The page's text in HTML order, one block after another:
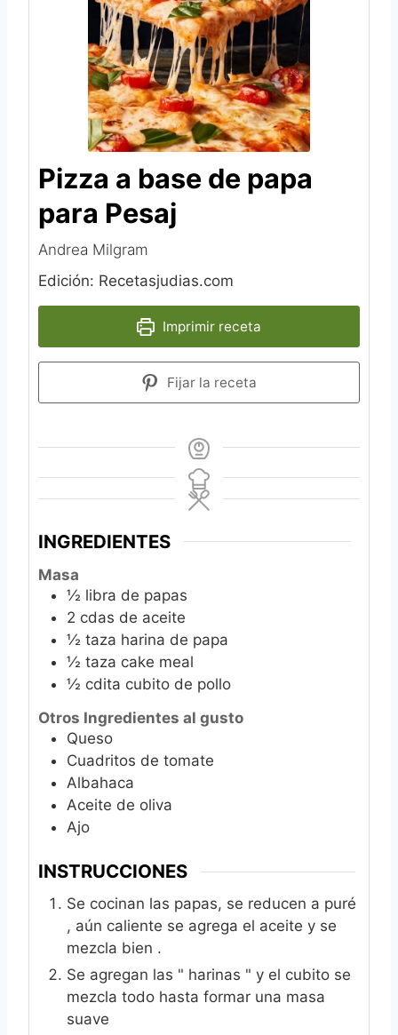
Pizza a base de papa
para Pesaj
Andrea Milgram
Edición: Recetasjudias.com
Imprimir receta
Fijar la receta
INGREDIENTES
Masa
½ libra de papas
2 cdas de aceite
½ taza harina de papa
½ taza cake meal
½ cdita cubito de pollo
Otros Ingredientes al gusto
Queso
Cuadritos de tomate
Albahaca
Aceite de oliva
Ajo
INSTRUCCIONES
Se cocinan las papas, se reducen a puré
, aún caliente se agrega el aceite y se
mezcla bien .
Se agregan las " harinas " y el cubito se
mezcla todo hasta formar una masa
suave